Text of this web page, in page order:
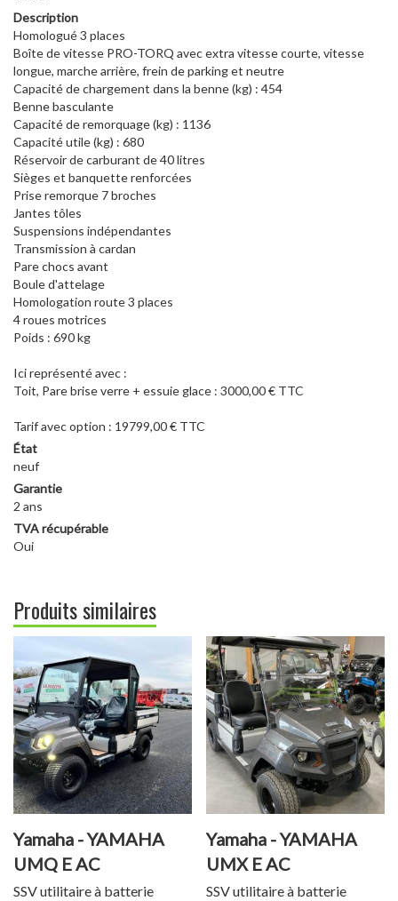
Description
Homologué 3 places
Boîte de vitesse PRO-TORQ avec extra vitesse courte, vitesse
longue, marche arrière, frein de parking et neutre
Capacité de chargement dans la benne (kg) : 454
Benne basculante
Capacité de remorquage (kg) : 1136
Capacité utile (kg) : 680
Réservoir de carburant de 40 litres
Sièges et banquette renforcées
Prise remorque 7 broches
Jantes tôles
Suspensions indépendantes
Transmission à cardan
Pare chocs avant
Boule d'attelage
Homologation route 3 places
4 roues motrices
Poids : 690 kg
Ici représenté avec :
Toit, Pare brise verre + essuie glace : 3000,00 € TTC
Tarif avec option : 19799,00 € TTC
État
neuf
Garantie
2 ans
TVA récupérable
Oui
Produits similaires
Yamaha - YAMAHA
UMQ E AC
SSV utilitaire à batterie
Yamaha - YAMAHA
UMX E AC
SSV utilitaire à batterie